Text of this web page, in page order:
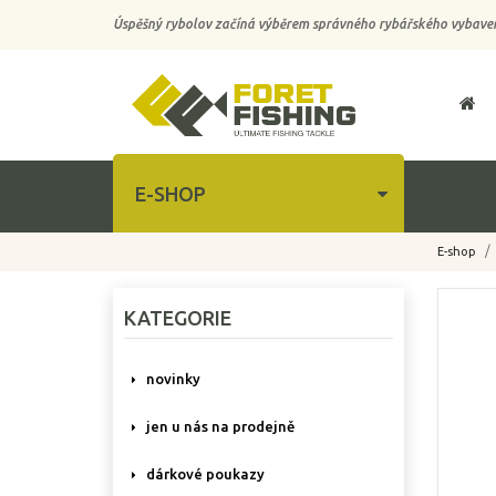
Úspěšný rybolov začíná výběrem správného rybářského
E-SHOP
E-shop
KATEGORIE
novinky
jen u nás na prodejně
dárkové poukazy